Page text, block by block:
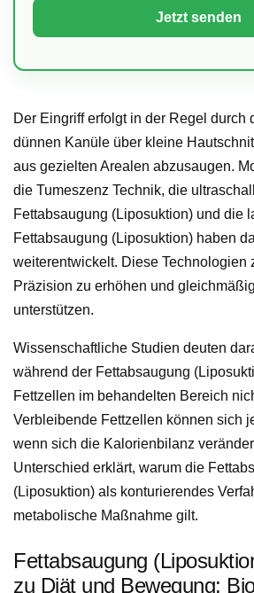
Der Eingriff erfolgt in der Regel durch
dünnen Kanüle über kleine
aus gezielten Arealen abzusaugen.
die Tumeszenz Technik, die
Fettabsaugung (Liposuktion) und die
Fettabsaugung (Liposuktion) haben
weiterentwickelt. Diese Technologien
Präzision zu erhöhen und
unterstützen.
Wissenschaftliche Studien deuten
während der Fettabsaugung
Fettzellen im behandelten Bereich
Verbleibende Fettzellen können sich
wenn sich die Kalorienbilanz
Unterschied erklärt, warum die
(Liposuktion) als konturierendes
metabolische Maßnahme gilt.
Fettabsaugung
zu Diät und Bewegung: